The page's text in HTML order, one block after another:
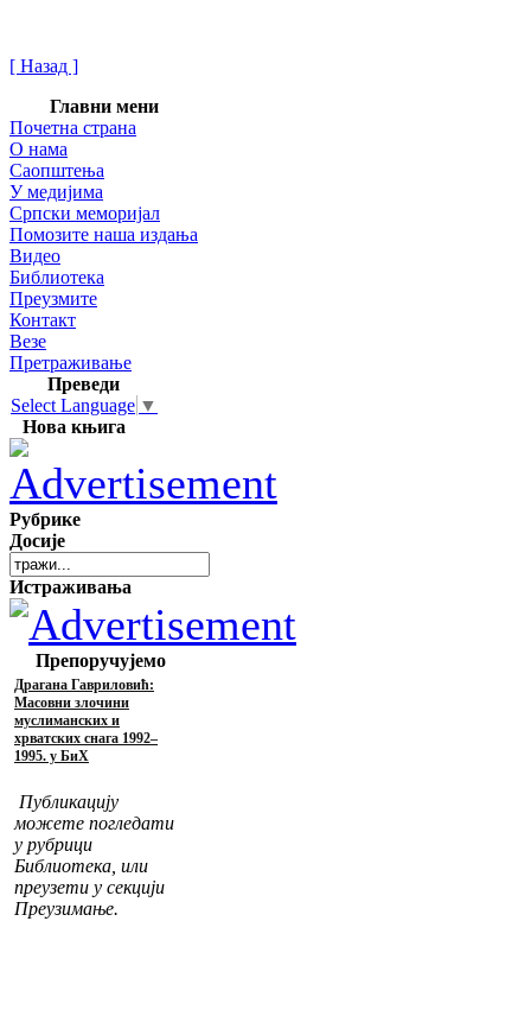
[ Назад ]
Главни мени
Почетна страна
О нама
Саопштења
У медијима
Српски меморијал
Помозите наша издања
Видео
Библиотека
Преузмите
Контакт
Везе
Претраживање
Преведи
Select Language ▼
Нова књига
Рубрике
Досије
Истраживања
Препоручујемо
Драгана Гавриловић:
Масовни злочини
муслиманских и
хрватских снага 1992–
1995. у БиХ
Публикацију
можете погледати
у рубрици
Библиотека, или
преузети у секцији
Преузимање.